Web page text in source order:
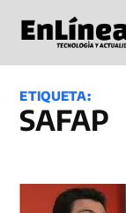
contenido
ETIQUETA:
SAFAP